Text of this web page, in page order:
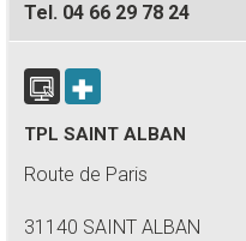
Tel. 04 66 29 78 24
TPL SAINT ALBAN
Route de Paris
31140 SAINT ALBAN